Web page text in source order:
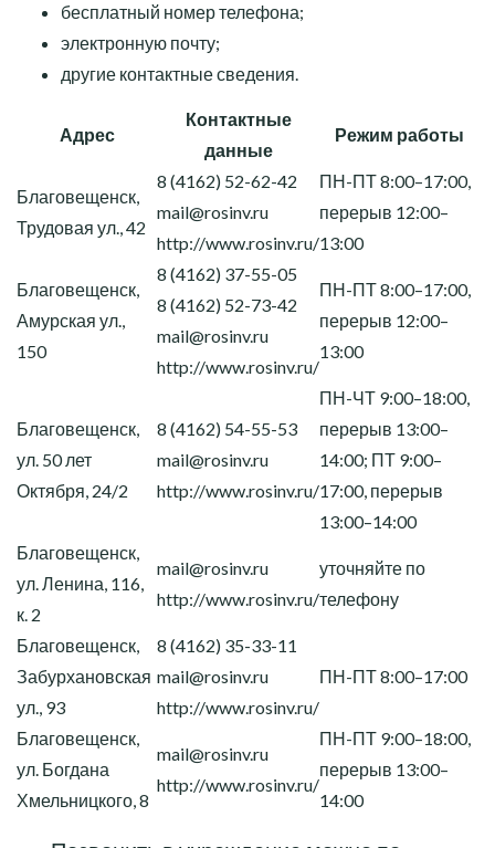
бесплатный номер телефона;
электронную почту;
другие контактные сведения.
Адрес
Контактные
данные
Режим работы
Благовещенск,
Трудовая ул., 42
8 (4162) 52-62-42
mail@rosinv.ru
http://www.rosinv.ru/
ПН-ПТ 8:00–17:00,
перерыв 12:00–
13:00
Благовещенск,
Амурская ул.,
150
8 (4162) 37-55-05
8 (4162) 52-73-42
mail@rosinv.ru
http://www.rosinv.ru/
ПН-ПТ 8:00–17:00,
перерыв 12:00–
13:00
Благовещенск,
ул. 50 лет
Октября, 24/2
8 (4162) 54-55-53
mail@rosinv.ru
http://www.rosinv.ru/
ПН-ЧТ 9:00–18:00,
перерыв 13:00–
14:00; ПТ 9:00–
17:00, перерыв
13:00–14:00
Благовещенск,
ул. Ленина, 116,
к. 2
mail@rosinv.ru
http://www.rosinv.ru/
уточняйте по
телефону
Благовещенск,
Забурхановская
ул., 93
8 (4162) 35-33-11
mail@rosinv.ru
http://www.rosinv.ru/
ПН-ПТ 8:00–17:00
Благовещенск,
ул. Богдана
Хмельницкого, 8
mail@rosinv.ru
http://www.rosinv.ru/
ПН-ПТ 9:00–18:00,
перерыв 13:00–
14:00